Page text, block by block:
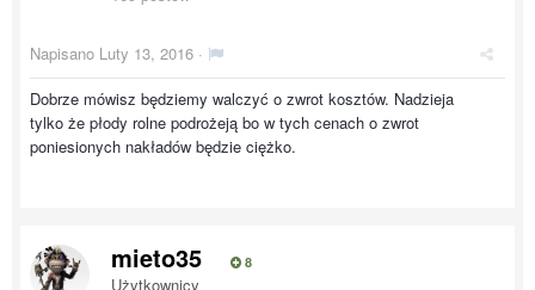
Napisano Luty 13, 2016 ·
Dobrze mówisz będziemy walczyć o zwrot kosztów. Nadzieja
tylko że płody rolne podrożeją bo w tych cenach o zwrot
poniesionych nakładów będzie ciężko.
mieto35 8
Użytkownicy